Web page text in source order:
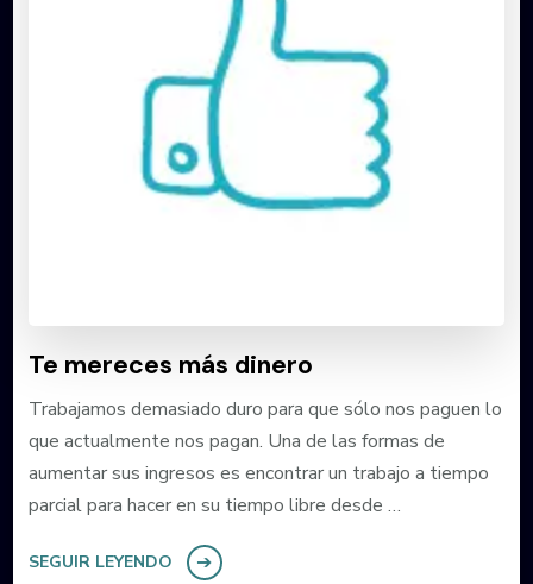
Te mereces más dinero
Trabajamos demasiado duro para que sólo nos paguen lo
que actualmente nos pagan. Una de las formas de
aumentar sus ingresos es encontrar un trabajo a tiempo
parcial para hacer en su tiempo libre desde …
SEGUIR LEYENDO